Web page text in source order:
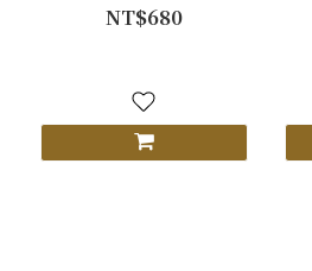
NT$680